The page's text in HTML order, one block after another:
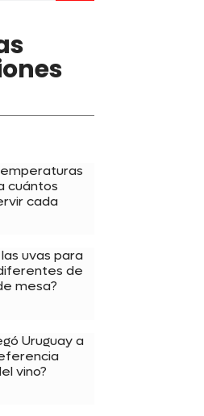
cuántos
cada
uvas para
de
mesa?
Uruguay a
vino?